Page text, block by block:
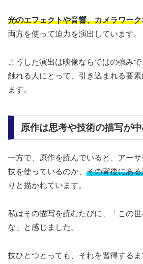
光のエフェクトや音響、カメラワーク
両方を使って迫力を演出しています。
こうした演出は映像ならではの強み
触れる人にとって、引き込まれる要
ます。
原作は思考や技術の描写が
一方で、原作を読んでいると、アー
技を使っているのか、 その背後にあ
りと描かれています。
私はその描写を読むたびに、「この
な」と感じました。
技ひとつとっても、それを習得する